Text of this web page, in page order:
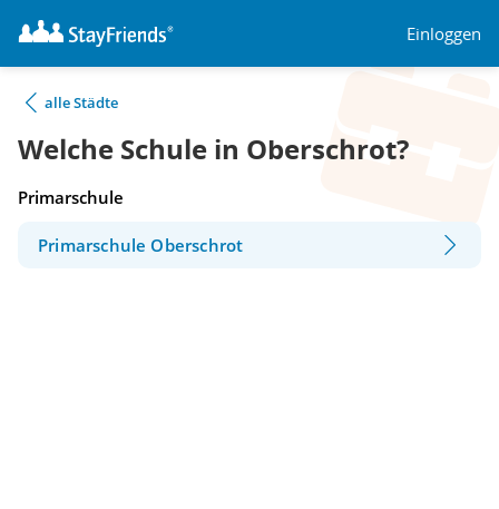
Einloggen
alle Städte
Welche Schule in Oberschrot?
Primarschule
Primarschule Oberschrot